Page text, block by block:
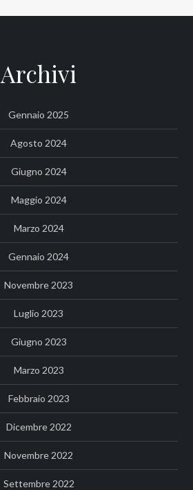
Archivi
Gennaio 2025
Agosto 2024
Giugno 2024
Maggio 2024
Marzo 2024
Gennaio 2024
Novembre 2023
Luglio 2023
Giugno 2023
Marzo 2023
Febbraio 2023
Dicembre 2022
Novembre 2022
Settembre 2022